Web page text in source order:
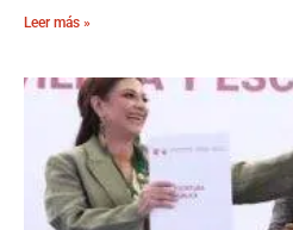
Leer más »